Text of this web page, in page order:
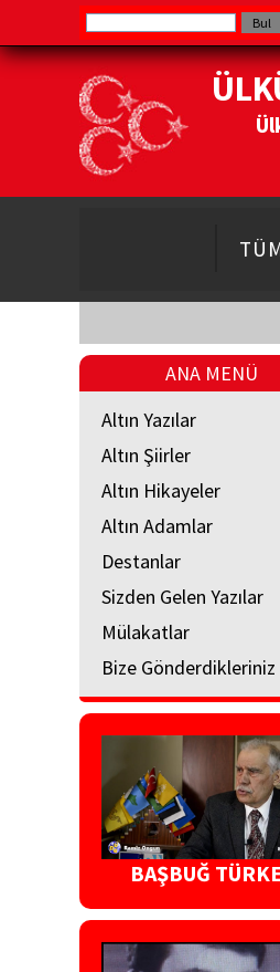
ANA MENÜ
Altın Yazılar
Altın Şiirler
Altın Hikayeler
Altın Adamlar
Destanlar
Sizden Gelen Yazılar
Mülakatlar
Bize Gönderdikleriniz
BAŞBUĞ